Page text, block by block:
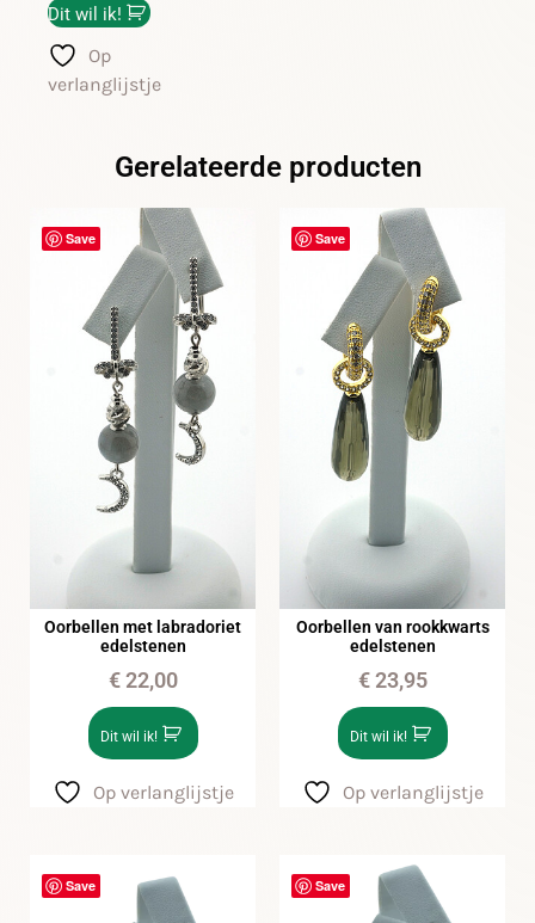
Dit wil ik!
Op
verlanglijstje
Gerelateerde producten
Save
Oorbellen met labradoriet
edelstenen
€22,00
Dit wil ik!
Op verlanglijstje
Save
Oorbellen van rookkwarts
edelstenen
€23,95
Dit wil ik!
Op verlanglijstje
Save Save